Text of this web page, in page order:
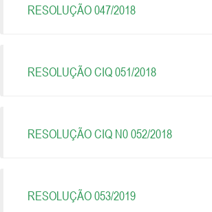
RESOLUÇÃO 047/2018
RESOLUÇÃO CIQ 051/2018
RESOLUÇÃO CIQ N0 052/2018
RESOLUÇÃO 053/2019